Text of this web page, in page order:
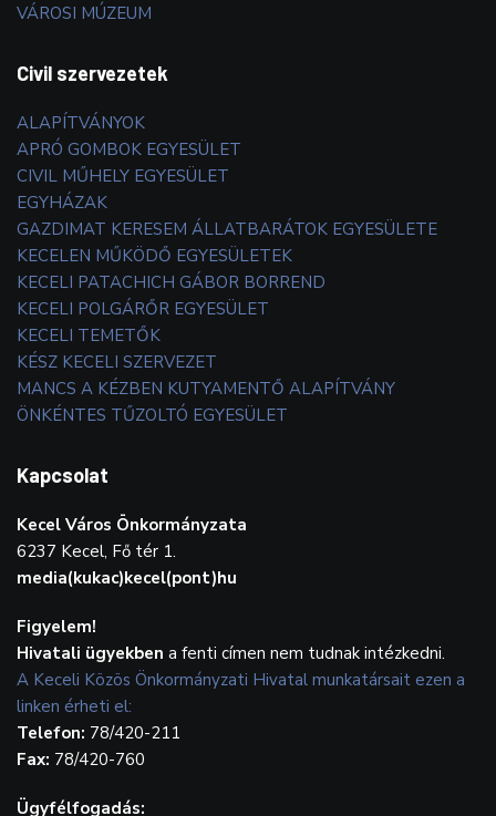
VÁROSI MÚZEUM
Civil szervezetek
ALAPÍTVÁNYOK
APRÓ GOMBOK EGYESÜLET
CIVIL MŰHELY EGYESÜLET
EGYHÁZAK
GAZDIMAT KERESEM ÁLLATBARÁTOK EGYESÜLETE
KECELEN MŰKÖDŐ EGYESÜLETEK
KECELI PATACHICH GÁBOR BORREND
KECELI POLGÁRŐR EGYESÜLET
KECELI TEMETŐK
KÉSZ KECELI SZERVEZET
MANCS A KÉZBEN KUTYAMENTŐ ALAPÍTVÁNY
ÖNKÉNTES TŰZOLTÓ EGYESÜLET
Kapcsolat
Kecel Város Önkormányzata
6237 Kecel, Fő tér 1.
media(kukac)kecel(pont)hu
Figyelem!
Hivatali ügyekben a fenti címen nem tudnak intézkedni.
A Keceli Közös Önkormányzati Hivatal munkatársait ezen a
linken érheti el:
Telefon: 78/420-211
Fax: 78/420-760
Ügyfélfogadás: